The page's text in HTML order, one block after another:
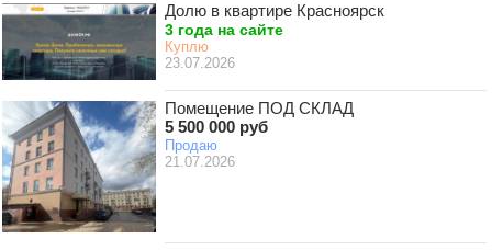
Долю в квартире Красноярск
3 года на сайте
Куплю
23.07.2026
Помещение ПОД СКЛАД
5 500 000 руб
Продаю
21.07.2026